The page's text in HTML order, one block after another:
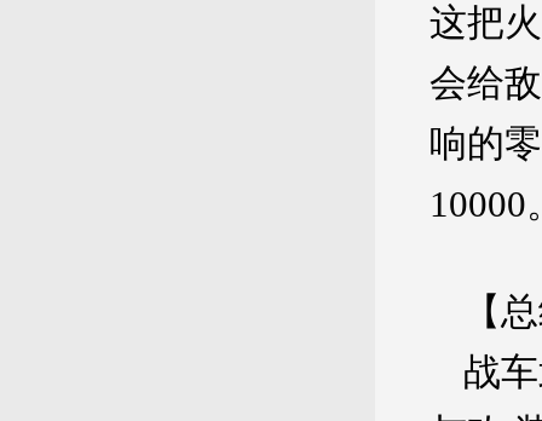
这把
会给
响的
10000
【
战